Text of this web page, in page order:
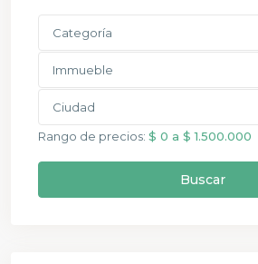
Categoría
Immueble
Ciudad
Rango de precios: $ 0 a $ 1.500.000
Buscar